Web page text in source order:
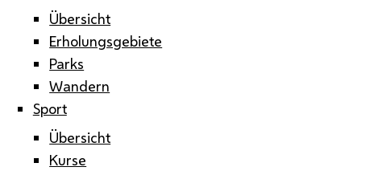
Übersicht
Erholungsgebiete
Parks
Wandern
Sport
Übersicht
Kurse